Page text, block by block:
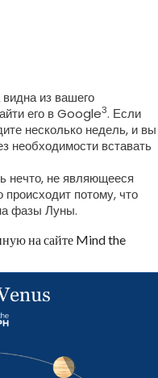
видна из вашего
его в Google3. Если
несколько недель, и вы
необходимости вставать
нечто, не являющееся
происходит потому, что
фазы Луны.
на сайте Mind the